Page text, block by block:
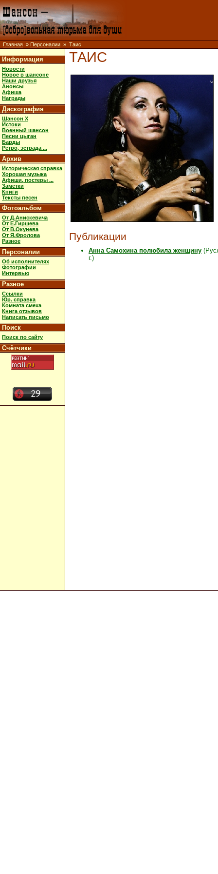
Главная » Персоналии » Таис
Информация
Новости
Новое в шансоне
Наши друзья
Анонсы
Афиша
Награды
Дискография
Шансон X
Истоки
Военный шансон
Песни цыган
Барды
Ретро, эстрада ...
Архив
Историческая справка
Хорошая музыка
Афиши, постеры ...
Заметки
Книги
Тексты песен
Фотоальбом
От Д.Анискевича
От Е.Гиршева
От В.Окунева
От Я.Фролова
Разное
Персоналии
Об исполнителях
Фотографии
Интервью
Разное
Ссылки
Юр. справка
Комната смеха
Книга отзывов
Написать письмо
Поиск
Поиск по сайту
Счётчики
ТАИС
Публикации
Анна Самохина полюбила женщину
г.)